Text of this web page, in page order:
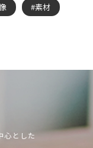
素材
心とした